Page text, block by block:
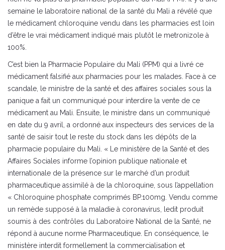
semaine le laboratoire national de la santé du Mali a révélé que
le médicament chloroquine vendu dans les pharmacies est loin
d’être le vrai médicament indiqué mais plutôt le metronizole à
100%.
C’est bien la Pharmacie Populaire du Mali (PPM) qui a livré ce
médicament falsifié aux pharmacies pour les malades. Face à ce
scandale, le ministre de la santé et des affaires sociales sous la
panique a fait un communiqué pour interdire la vente de ce
médicament au Mali. Ensuite, le ministre dans un communiqué
en date du 9 avril, a ordonné aux inspecteurs des services de la
santé de saisir tout le reste du stock dans les dépôts de la
pharmacie populaire du Mali. « Le ministère de la Santé et des
Affaires Sociales informe l’opinion publique nationale et
internationale de la présence sur le marché d’un produit
pharmaceutique assimilé à de la chloroquine, sous l’appellation
« Chloroquine phosphate comprimés BP.100mg. Vendu comme
un remède supposé à la maladie à coronavirus, ledit produit
soumis à des contrôles du Laboratoire National de la Santé, ne
répond à aucune norme Pharmaceutique. En conséquence, le
ministère interdit formellement la commercialisation et